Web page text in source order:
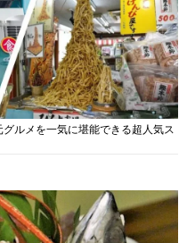
ルメを一気に堪能できる超人気ス